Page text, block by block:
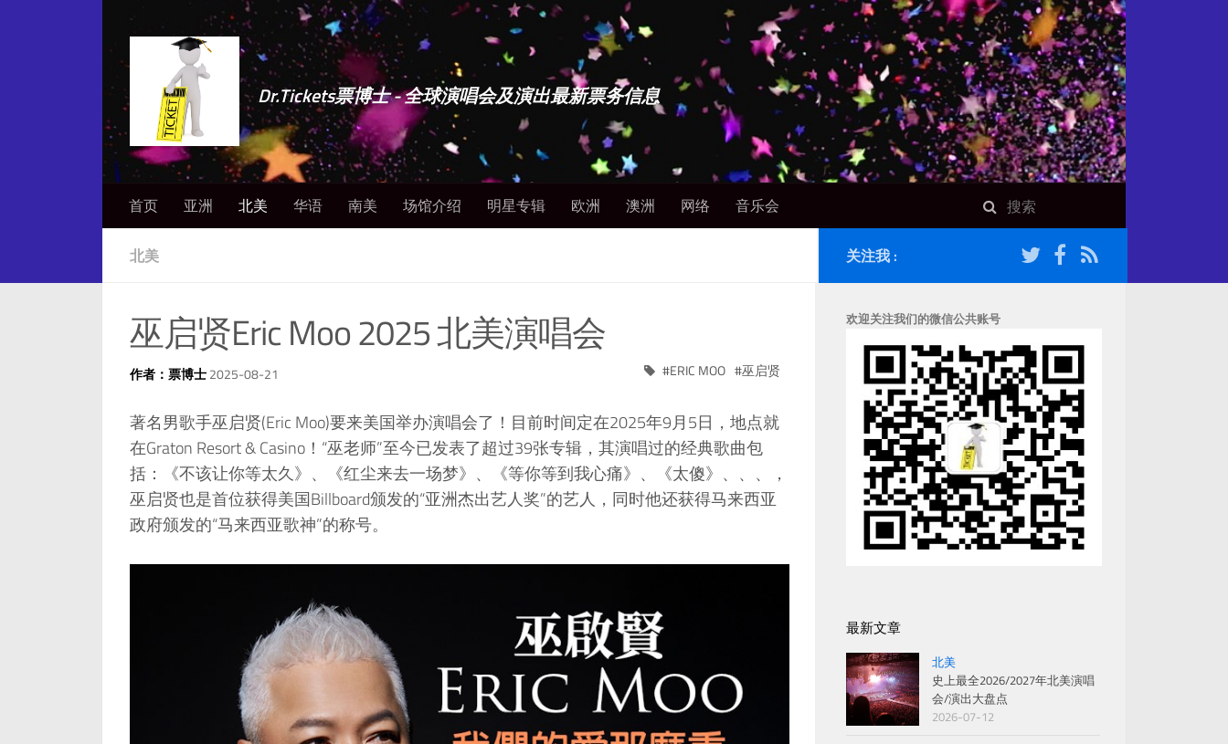
Dr.Tickets票博士 - 全球演唱会及演出最新票务信息
首页 亚洲 北美 华语 南美 场馆介绍 明星专辑 欧洲 澳洲 网络 音乐会
北美
巫启贤Eric Moo 2025 北美演唱会
作者：票博士2025-08-21 ERIC MOO 巫启贤
著名男歌手巫启贤(Eric Moo)要来美国举办演唱会了！目前时间定在2025年9月5日，地点就
在Graton Resort & Casino！“巫老师”至今已发表了超过39张专辑，其演唱过的经典歌曲包
括：《不该让你等太久》、《红尘来去一场梦》、《等你等到我心痛》、《太傻》、、、，
巫启贤也是首位获得美国Billboard颁发的“亚洲杰出艺人奖”的艺人，同时他还获得马来西亚
政府颁发的“马来西亚歌神”的称号。
关注我 :
欢迎关注我们的微信公共账号
最新文章
北美
史上最全2026/2027年北美演唱
会/演出大盘点
2026-07-12